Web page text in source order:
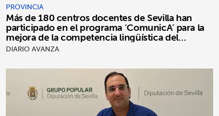
PROVINCIA
Más de 180 centros docentes de Sevilla han
participado en el programa ‘ComunicA’ para la
mejora de la competencia lingüística del
alumnado
DIARIO AVANZA